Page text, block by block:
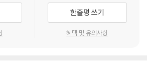
장'이 없는 양철 나무꾼을 만나 모험을 떠나는
와 '용기', '따뜻한 마음'은 먼 곳이 아닌 바로 내
해 줍니다. 그리고 소녀의 모험을 통해 현재의
한줄평 쓰기
혜택 및 유의사항